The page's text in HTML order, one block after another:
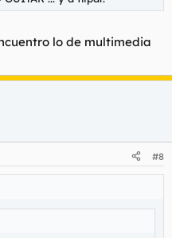
lo de multimedia
#8